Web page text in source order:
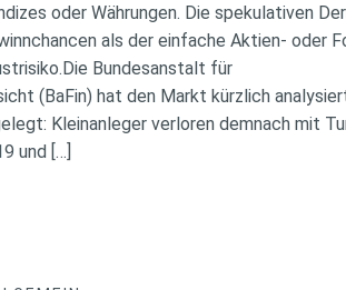
oder Währungen. Die spekulativen
als der einfache Aktien- oder
Bundesanstalt für
(BaFin) hat den Markt kürzlich
Kleinanleger verloren demnach mit
und […]